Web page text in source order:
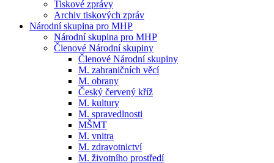
Tiskové zprávy
Archiv tiskových zpráv
Národní skupina pro MHP
Národní skupina pro MHP
Členové Národní skupiny
Členové Národní skupiny
M. zahraničních věcí
M. obrany
Český červený kříž
M. kultury
M. spravedlnosti
MŠMT
M. vnitra
M. zdravotnictví
M. životního prostředí